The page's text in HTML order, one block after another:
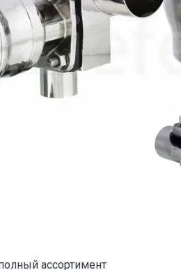
ассортимент